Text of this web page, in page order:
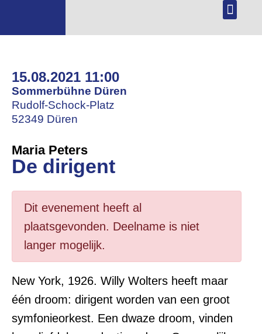
15.08.2021 11:00
Sommerbühne Düren
Rudolf-Schock-Platz
52349 Düren
Maria Peters
De dirigent
Dit evenement heeft al
plaatsgevonden. Deelname is niet
langer mogelijk.
New York, 1926. Willy Wolters heeft maar
één droom: dirigent worden van een groot
symfonieorkest. Een dwaze droom, vinden